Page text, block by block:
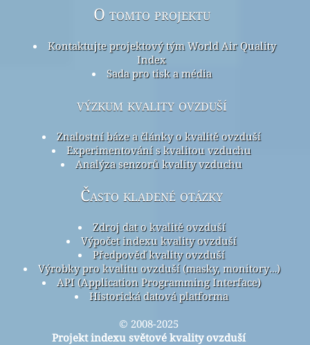
O tomto projektu
Kontaktujte projektový tým World Air Quality
Index
Sada pro tisk a média
výzkum kvality ovzduší
Znalostní báze a články o kvalitě ovzduší
Experimentování s kvalitou vzduchu
Analýza senzorů kvality vzduchu
Často kladené otázky
Zdroj dat o kvalitě ovzduší
Výpočet indexu kvality ovzduší
Předpověď kvality ovzduší
Výrobky pro kvalitu ovzduší (masky, monitory…)
API (Application Programming Interface)
Historická datová platforma
© 2008-2025
Projekt indexu světové kvality ovzduší